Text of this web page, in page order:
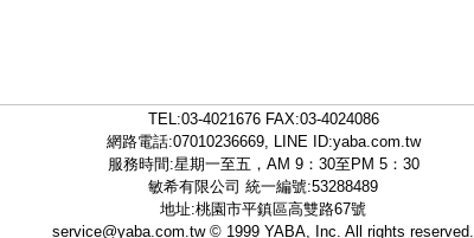
TEL:03-4021676FAX:03-4024086
網路電話:07010236669, LINE ID:yaba.com.tw
服務時間:星期一至五，AM 9：30至PM 5：30
敏希有限公司 統一編號:53288489
地址:桃園市平鎮區高雙路67號
service@yaba.com.tw© 1999 YABA, Inc. All rights reserved.